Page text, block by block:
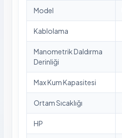
Model
Kablolama
Manometrik Daldırma
Derinliği
Max Kum Kapasitesi
Ortam Sıcaklığı
HP